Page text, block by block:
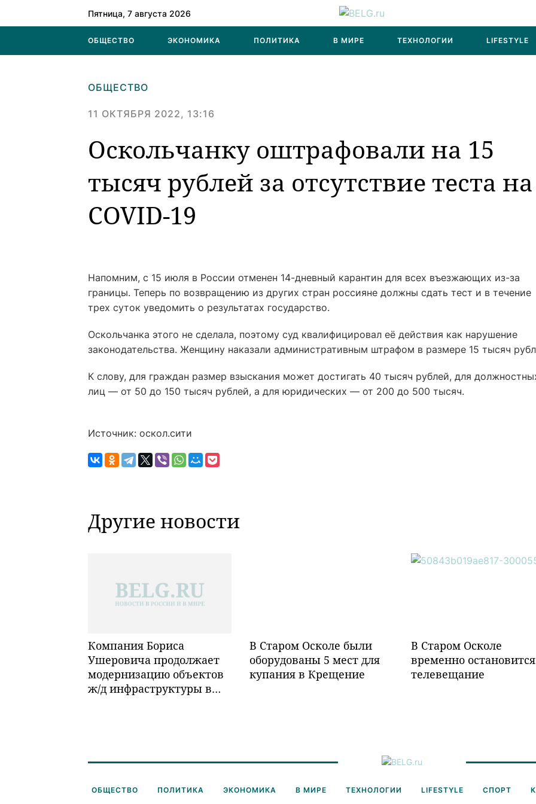
Пятница, 7 августа 2026
ОБЩЕСТВО ЭКОНОМИКА ПОЛИТИКА В МИРЕ ТЕХНОЛОГИИ LIFESTYLE
ОБЩЕСТВО
11 ОКТЯБРЯ 2022, 13:16
Оскольчанку оштрафовали на 15
тысяч рублей за отсутствие теста на
COVID-19
Напомним, с 15 июля в России отменен 14-дневный карантин для всех въезжающих из-за
границы. Теперь по возвращению из других стран россияне должны сдать тест и в течение
трех суток уведомить о результатах государство.
Оскольчанка этого не сделала, поэтому суд квалифицировал её действия как нарушение
законодательства. Женщину наказали административным штрафом в размере 15 тысяч
К слову, для граждан размер взыскания может достигать 40 тысяч рублей, для
лиц — от 50 до 150 тысяч рублей, а для юридических — от 200 до 500 тысяч.
Источник: оскол.сити
Другие новости
Компания Бориса
Ушеровича продолжает
модернизацию объектов
ж/д инфраструктуры в
В Старом Осколе были
оборудованы 5 мест для
купания в Крещение
В Старом Осколе
временно остановится
телевещание
ОБЩЕСТВО ПОЛИТИКА ЭКОНОМИКА В МИРЕ ТЕХНОЛОГИИ LIFESTYLE СПОРТ